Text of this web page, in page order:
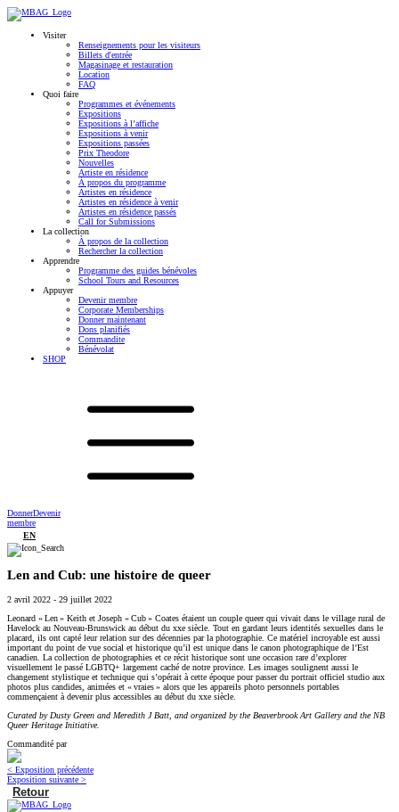
Visiter
Renseignements pour les visiteurs
Billets d'entrée
Magasinage et restauration
Location
FAQ
Quoi faire
Programmes et événements
Expositions
Expositions à l’affiche
Expositions à venir
Expositions passées
Prix Theodore
Nouvelles
Artiste en résidence
À propos du programme
Artistes en résidence
Artistes en résidence à venir
Artistes en résidence passés
Call for Submissions
La collection
À propos de la collection
Rechercher la collection
Apprendre
Programme des guides bénévoles
School Tours and Resources
Appuyer
Devenir membre
Corporate Memberships
Donner maintenant
Dons planifiés
Commandite
Bénévolat
SHOP
DonnerDevenir
membre
EN
Len and Cub: une histoire de queer
2 avril 2022 - 29 juillet 2022
Leonard « Len » Keith et Joseph « Cub » Coates étaient un couple queer qui vivait dans le village rural de
Havelock au Nouveau-Brunswick au début du xxe siècle. Tout en gardant leurs identités sexuelles dans le
placard, ils ont capté leur relation sur des décennies par la photographie. Ce matériel incroyable est aussi
important du point de vue social et historique qu’il est unique dans le canon photographique de l’Est
canadien. La collection de photographies et ce récit historique sont une occasion rare d’explorer
visuellement le passé LGBTQ+ largement caché de notre province. Les images soulignent aussi le
changement stylistique et technique qui s’opérait à cette époque pour passer du portrait officiel studio aux
photos plus candides, animées et « vraies » alors que les appareils photo personnels portables
commençaient à devenir plus accessibles au début du xxe siècle.
Curated by Dusty Green and Meredith J Batt, and organized by the Beaverbrook Art Gallery and the NB
Queer Heritage Initiative.
Commandité par
< Exposition précédente
Exposition suivante >
Retour